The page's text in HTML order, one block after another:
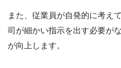
また、従業員が自発的に考え
司が細かい指示を出す必要が
が向上します。